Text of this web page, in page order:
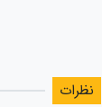
نظرات